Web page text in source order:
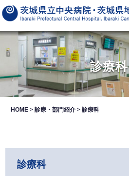
診療科
HOME >診療・部門紹介 >診療科
診療科